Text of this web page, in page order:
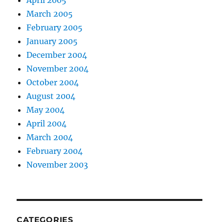
March 2005
February 2005
January 2005
December 2004
November 2004
October 2004
August 2004
May 2004
April 2004
March 2004
February 2004
November 2003
CATEGORIES